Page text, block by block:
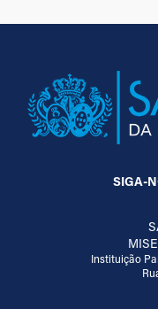
SIGA-
Instituição